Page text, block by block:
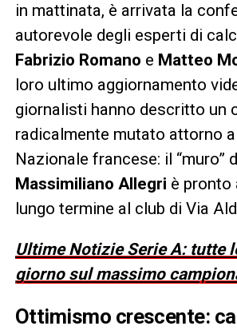
in mattinata, è arrivata la
autorevole degli esperti di
Fabrizio Romano e Matteo
loro ultimo aggiornamento
giornalisti hanno descritto un
radicalmente mutato attorno
Nazionale francese: il “muro”
Massimiliano Allegri è pronto
lungo termine al club di Via
Ultime Notizie Serie A: tutte
giorno sul massimo
Ottimismo crescente: